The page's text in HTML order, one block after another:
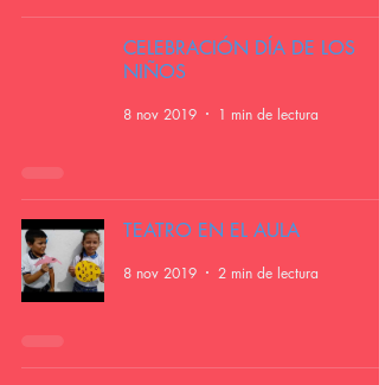
CELEBRACIÓN DÍA DE LOS
NIÑOS
8 nov 2019 1 min de lectura
TEATRO EN EL AULA
8 nov 2019 2 min de lectura